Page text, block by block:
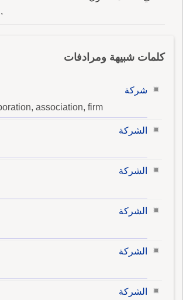
كلمات شبيهة ومرادفات
شركة
association, firm
الشركة
الشركة
الشركة
الشركة
الشركة